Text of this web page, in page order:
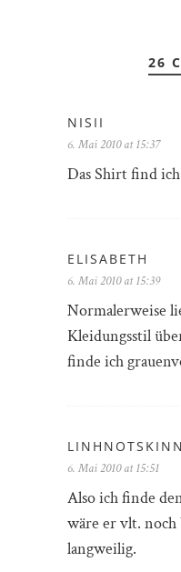
26
NISII
6. Mai 2010 at 15:37
Das Shirt find
ELISABETH
6. Mai 2010 at 15:39
Normalerweise
Kleidungsstil
finde ich
6. Mai 2010 at 15:51
Also ich finde
wäre er vlt. noch
langweilig.